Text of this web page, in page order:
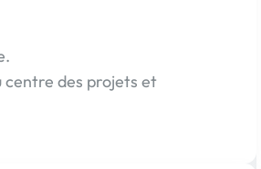
centre des projets et